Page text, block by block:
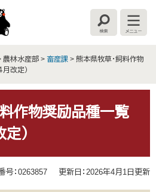
検
索
メ
ニ
ー
農林水産部 > 畜産課 > 熊本県牧草・飼料作物
改定）
作物奨励品種一覧
）
号：0263857 更新日：2026年4月1日更新